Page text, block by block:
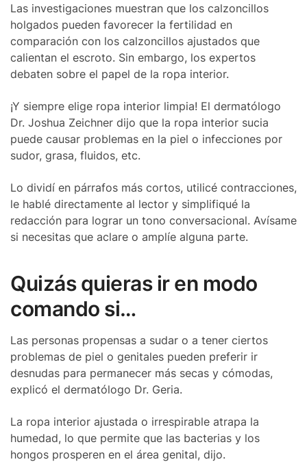
Las investigaciones muestran que los calzoncillos
holgados pueden favorecer la fertilidad en
comparación con los calzoncillos ajustados que
calientan el escroto. Sin embargo, los expertos
debaten sobre el papel de la ropa interior.
¡Y siempre elige ropa interior limpia! El dermatólogo
Dr. Joshua Zeichner dijo que la ropa interior sucia
puede causar problemas en la piel o infecciones por
sudor, grasa, fluidos, etc.
Lo dividí en párrafos más cortos, utilicé contracciones,
le hablé directamente al lector y simplifiqué la
redacción para lograr un tono conversacional. Avísame
si necesitas que aclare o amplíe alguna parte.
Quizás quieras ir en modo
comando si…
Las personas propensas a sudar o a tener ciertos
problemas de piel o genitales pueden preferir ir
desnudas para permanecer más secas y cómodas,
explicó el dermatólogo Dr. Geria.
La ropa interior ajustada o irrespirable atrapa la
humedad, lo que permite que las bacterias y los
hongos prosperen en el área genital, dijo.